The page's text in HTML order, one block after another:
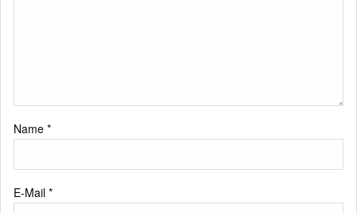
Name *
E-Mail *